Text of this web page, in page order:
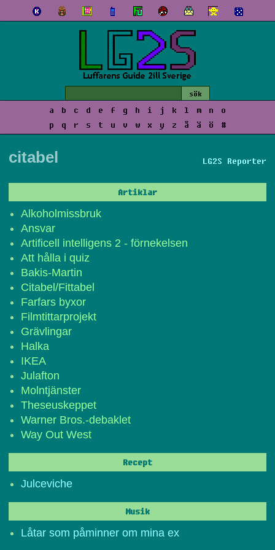
a b c d e f g h i j k l m n
o
p
q r s t u v w x y z å ä ö #
LG2S Reporter
citabel
Artiklar
Alkoholmissbruk
Ansvar
Artificell intelligens 2 - förnekelsen
Att hålla i quiz
Bakis-Martin
Citabel/Fittabel
Farfars byxor
Filmtittarprojekt
Grävlingar
Halka
IKEA
Julafton
Molntjänster
Theseuskeppet
Warner Bros.-debaklet
Way Out West
Recept
Julceviche
Musik
Låtar som påminner om mina ex